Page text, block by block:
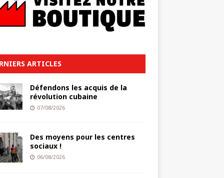
ARTICLES
Défendons les acquis de la
révolution cubaine
07/08/2026
Des moyens pour les centres
sociaux !
06/08/2026